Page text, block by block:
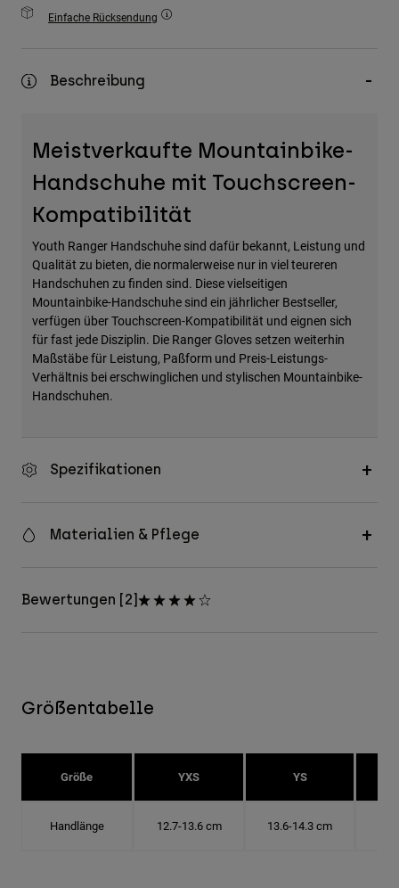
Zubehör
Taschen & Rucksäcke
Einfache Rücksendung
Beschreibung
Meistverkaufte Mountainbike-
Handschuhe mit Touchscreen-
Kompatibilität
Youth Ranger Handschuhe sind dafür bekannt, Leistung und
Qualität zu bieten, die normalerweise nur in viel teureren
Handschuhen zu finden sind. Diese vielseitigen
Mountainbike-Handschuhe sind ein jährlicher Bestseller,
verfügen über Touchscreen-Kompatibilität und eignen sich
für fast jede Disziplin. Die Ranger Gloves setzen weiterhin
Maßstäbe für Leistung, Paßform und Preis-Leistungs-
Verhältnis bei erschwinglichen und stylischen Mountainbike-
Handschuhen.
Spezifikationen
Materialien & Pflege
Bewertungen [2]
Größentabelle
Größe YXS YS
Handlänge 12.7-13.6 cm 13.6-14.3 cm